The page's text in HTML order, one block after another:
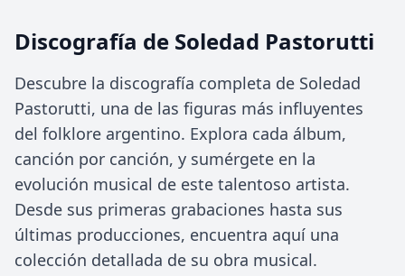
Discografía de Soledad Pastorutti
Descubre la discografía completa de Soledad
Pastorutti, una de las figuras más influyentes
del folklore argentino. Explora cada álbum,
canción por canción, y sumérgete en la
evolución musical de este talentoso artista.
Desde sus primeras grabaciones hasta sus
últimas producciones, encuentra aquí una
colección detallada de su obra musical.